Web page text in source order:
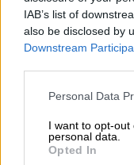
IAB’s list of
also be disclosed by
Downstream
Please note that this
not limited to your
grant or deny
use your data for
Personal Data
I want to opt-
personal data.
Opted In
ζωντανών
και παλιές
ζητήσουν
του έργου της.
ανακάλυψαν
φωνή μιας